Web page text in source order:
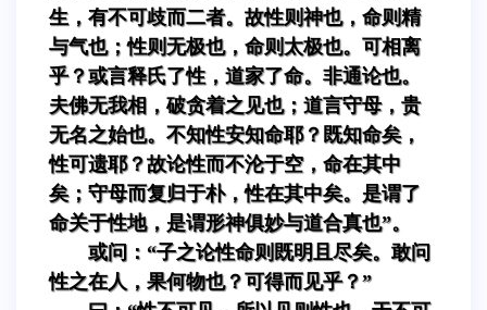
生，有不可歧而二者。故性则神也，命则精
与气也；性则无极也，命则太极也。可相离
乎？或言释氏了性，道家了命。非通论也。
夫佛无我相，破贪着之见也；道言守母，贵
无名之始也。不知性安知命耶？既知命矣，
性可遗耶？故论性而不沦于空，命在其中
矣；守母而复归于朴，性在其中矣。是谓了
命关于性地，是谓形神俱妙与道合真也”。
或问：“子之论性命则既明且尽矣。敢问
性之在人，果何物也？可得而见乎？”